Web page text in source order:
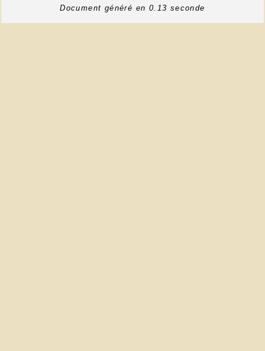
Document généré en 0.13 seconde